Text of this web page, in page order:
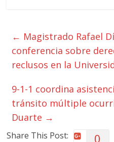
← Magistrado Rafael
conferencia sobre
reclusos en la
9-1-1 coordina
tránsito múltiple
Duarte →
Share This Post: 0